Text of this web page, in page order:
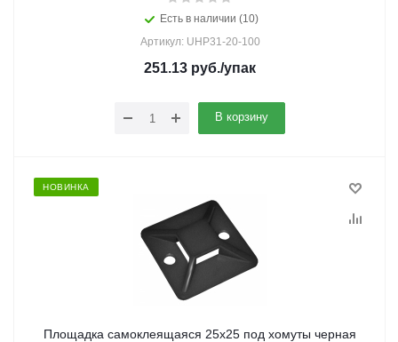
Есть в наличии (10)
Артикул: UHP31-20-100
251.13 руб./упак
В корзину
НОВИНКА
Площадка самоклеящаяся 25х25 под хомуты черная